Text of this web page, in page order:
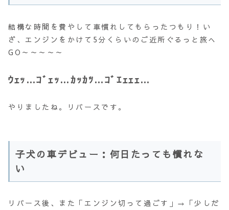
結構な時間を費やして車慣れしてもらったつもり！い
ざ、エンジンをかけて5分くらいのご近所ぐるっと旅へ
GO～～～～～
ｳｪｯ…ｺﾞｪｯ…ｶｯｶﾂ…ｺﾞｴｪｪｪ…
やりましたね。リバースです。
子犬の車デビュー：何日たっても慣れな
い
リバース後、また「エンジン切って過ごす」→「少しだ